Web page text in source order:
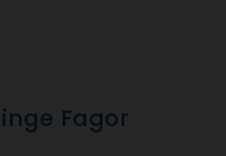
Fagor